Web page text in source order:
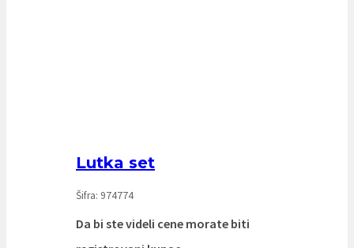
Lutka set
Šifra: 974774
Da bi ste videli cene morate biti